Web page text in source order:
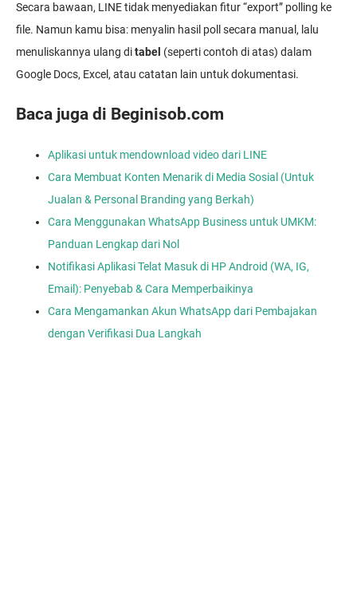
Secara bawaan, LINE tidak menyediakan fitur “export” polling ke
file. Namun kamu bisa: menyalin hasil poll secara manual, lalu
menuliskannya ulang ditabel (seperti contoh di atas) dalam
Google Docs, Excel, atau catatan lain untuk dokumentasi.
Baca juga di Beginisob.com
Aplikasi untuk mendownload video dari LINE
Cara Membuat Konten Menarik di Media Sosial (Untuk
Jualan & Personal Branding yang Berkah)
Cara Menggunakan WhatsApp Business untuk UMKM:
Panduan Lengkap dari Nol
Notifikasi Aplikasi Telat Masuk di HP Android (WA, IG,
Email): Penyebab & Cara Memperbaikinya
Cara Mengamankan Akun WhatsApp dari Pembajakan
dengan Verifikasi Dua Langkah